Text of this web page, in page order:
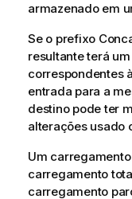
armazenado em
Se o prefixo
resultante terá
correspondentes
entrada para a
destino pode ter
alterações usado
Um
carregamento
carregamento